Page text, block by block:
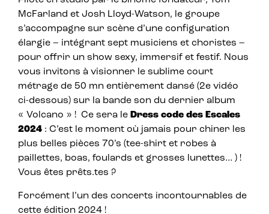
McFarland et Josh Lloyd-Watson, le groupe
s’accompagne sur scène d’une configuration
élargie – intégrant sept musiciens et choristes –
pour offrir un show sexy, immersif et festif. Nous
vous invitons à visionner le sublime court
métrage de 50 mn entièrement dansé (2e vidéo
ci-dessous) sur la bande son du dernier album
« Volcano » ! Ce sera le Dress code des Escales
2024 : C’est le moment où jamais pour chiner les
plus belles pièces 70’s (tee-shirt et robes à
paillettes, boas, foulards et grosses lunettes… ) !
Vous êtes prêts.tes ?
Forcément l’un des concerts incontournables de
cette édition 2024 !